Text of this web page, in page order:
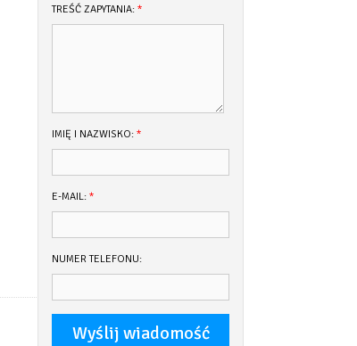
TREŚĆ ZAPYTANIA: *
IMIĘ I NAZWISKO: *
E-MAIL: *
NUMER TELEFONU: